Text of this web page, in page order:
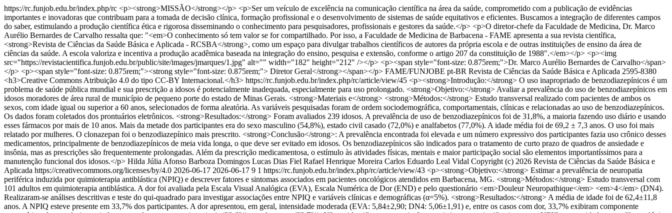
https://rc.funjob.edu.br/index.php/rc <p><strong>MISSÃO</strong></p> <p>Ser um veículo de excelência na comunicação científica na área da saúde, comprometido com a publicação de evidências
importantes e inovadoras que contribuam para a tomada de decisão clínica, formação profissional e o desenvolvimento de sistemas de saúde equitativos e eficientes. Buscamos a integração de diferentes campos
do saber, estimulando a produção científica ética e rigorosa disseminando o conhecimento para pesquisadores, profissionais e gestores da saúde.</p> <p>O diretor-chefe da Faculdade de Medicina, Dr. Marco
Aurélio Bernardes de Carvalho ressalta que: "<em>O conhecimento só tem valor se for compartilhado. Por isso, a Faculdade de Medicina de Barbacena - FAME apresenta a sua revista científica,
<strong>Revista de Ciências da Saúde Básica e Aplicada - RCSBA</strong>, como um espaço para divulgar trabalhos científicos de autores da própria escola e de outras instituições de ensino da área de
ciências da saúde. A escola valoriza e incentiva a produção acadêmica baseada na integração do ensino, pesquisa e extensão, conforme o artigo 207 da constituição de 1988".</em></p> <p><img
src="https://revistacientifica.funjob.edu.br/public/site/images/jmarques/1.jpg" alt="" width="182" height="212" /></p> <p><span style="font-size: 0.875rem;">Dr. Marco Aurélio Bernardes de Carvalho</span>
</p> <p><span style="font-size: 0.875rem;"><strong style="font-size: 0.875rem;"> Diretor Geral</strong></span></p> FAME/FUNJOBE pt-BR Revista de Ciências da Saúde Básica e Aplicada 2595-8380
<h3>Creative Commons Atribuição 4.0 do tipo CC-BY Internacional.</h3> https://rc.funjob.edu.br/index.php/rc/article/view/45 <p><strong>Introdução:</strong> O uso inapropriado de benzodiazepínicos é um
problema de saúde pública mundial e sua prescrição a idosos é potencialmente inadequada, especialmente para uso prolongado. <strong>Objetivo:</strong> Avaliar a prevalência do uso de benzodiazepínicos em
idosos moradores de área rural de município de pequeno porte do estado de Minas Gerais. <strong>Materiais e</strong> <strong>Métodos:</strong> Estudo transversal realizado com pacientes de ambos os
sexos, com idade igual ou superior a 60 anos, selecionados de forma aleatória. As variáveis pesquisadas foram de ordem sociodemográfica, comportamentais, clínicas e relacionadas ao uso de benzodiazepínicos.
Os dados foram coletados dos prontuários eletrônicos. <strong>Resultados:</strong> Foram avaliados 239 idosos. A prevalência de uso de benzodiazepínicos foi de 31,8%, a maioria fazendo uso diário e usando
esses fármacos por mais de 10 anos. Mais da metade dos participantes era do sexo masculino (54,8%), estado civil casado (72,0%) e analfabetos (77,0%). A idade média foi de 69,2 ± 7,3 anos. O uso foi mais
relatado por mulheres. O clonazepan foi o benzodiazepínico mais prescrito. <strong>Conclusão</strong>: A prevalência encontrada foi elevada e um número expressivo dos participantes fazia uso crônico desses
medicamentos, principalmente de benzodiazepínicos de meia vida longa, o que deve ser evitado em idosos. Os benzodiazepínicos são indicados para o tratamento de curto prazo de quadros de ansiedade e
insônia, mas as prescrições são frequentemente prolongadas. Além da prescrição medicamentosa, o estímulo às atividades físicas, mentais e maior participação social são elementos importantíssimos para a
manutenção funcional dos idosos.</p> Hilda Júlia Afonso Barboza Domingos Lucas Dias Fiel Rafael Henrique Moreira Carlos Eduardo Leal Vidal Copyright (c) 2026 Revista de Ciências da Saúde Básica e
Aplicada https://creativecommons.org/licenses/by/4.0 2026-06-17 2026-06-17 9 1 https://rc.funjob.edu.br/index.php/rc/article/view/43 <p><strong>Objetivo:</strong> Estimar a prevalência de neuropatia
periférica induzida por quimioterapia antiblástica (NPIQ) e descrever fatores e sintomas associados em pacientes oncológicos atendidos em Barbacena, MG. <strong>Métodos:</strong> Estudo transversal com
101 adultos em quimioterapia antiblástica. A dor foi avaliada pela Escala Visual Analógica (EVA), Escala Numérica de Dor (END) e pelo questionário <em>Douleur Neuropathique</em> <em>4</em> (DN4).
Realizaram-se análises descritivas e teste do qui-quadrado para investigar associações entre NPIQ e variáveis clínicas e demográficas (α=5%). <strong>Resultados:</strong> A média de idade foi de 62,4±11,8
anos. A NPIQ esteve presente em 33,7% dos participantes. A dor apresentou, em geral, intensidade moderada (EVA: 5,84±2,90; DN4: 5,06±1,91) e, entre os casos com dor, 33,7% exibiram componente